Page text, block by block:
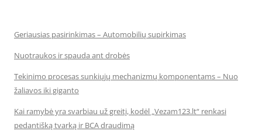
Geriausias pasirinkimas – Automobilių supirkimas
Nuotraukos ir spauda ant drobės
Tekinimo procesas sunkiųjų mechanizmų komponentams – Nuo
žaliavos iki giganto
Kai ramybė yra svarbiau už greitį, kodėl „Vezam123.lt“ renkasi
pedantišką tvarką ir BCA draudimą